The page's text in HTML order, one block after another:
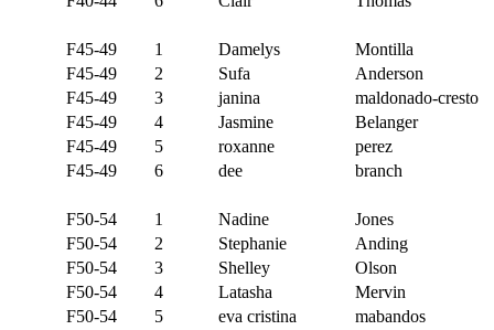
F45-49 1 Damelys
Montilla
F45-49
2 Sufa
Anderson
F45-49
3 janina
maldonado-cresto
F45-49
4 Jasmine
Belanger
F45-49
5 roxanne
perez
F45-49
6 dee branch
F50-54 1 Nadine
Jones
F50-54
2 Stephanie
Anding
F50-54
3 Shelley
Olson
F50-54
4 Latasha
Mervin
F50-54
5 eva cristina
mabandos